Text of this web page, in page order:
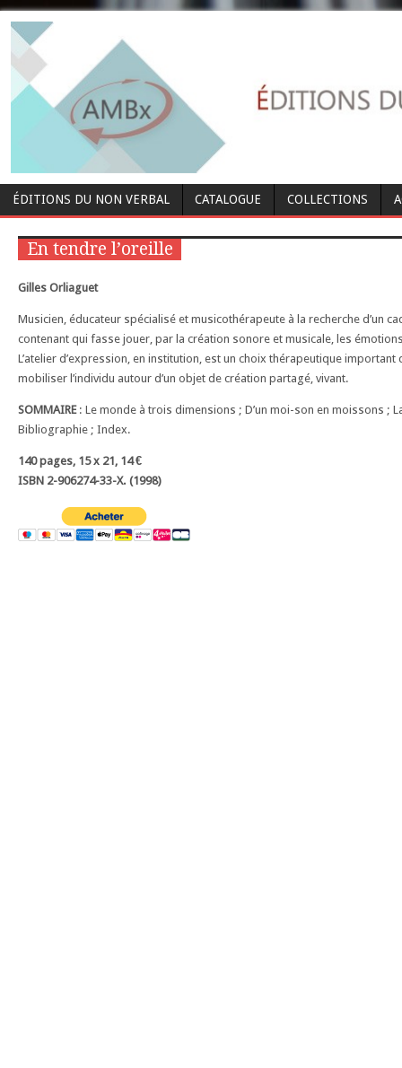
ÉDITIONS DU NON VERBAL CATALOGUE COLLECTIONS
En tendre l’oreille
Gilles Orliaguet
Musicien, éducateur spécialisé et musicothérapeute à la recherche d’un
contenant qui fasse jouer, par la création sonore et musicale, les
L’atelier d’expression, en institution, est un choix thérapeutique important
mobiliser l’individu autour d’un objet de création partagé, vivant.
SOMMAIRE : Le monde à trois dimensions ; D’un moi-son en moissons ;
Bibliographie ; Index.
140 pages, 15 x 21, 14 €
ISBN 2-906274-33-X. (1998)